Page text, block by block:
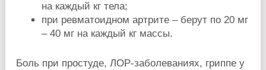
на каждый кг тела;
при ревматоидном артрите – берут по 20 мг
– 40 мг на каждый кг массы.
Боль при простуде, ЛОР-заболеваниях, гриппе у